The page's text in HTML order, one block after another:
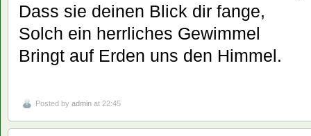
Dass sie deinen Blick dir fange,
Solch ein herrliches Gewimmel
Bringt auf Erden uns den Himmel.
Posted by admin at 22:45